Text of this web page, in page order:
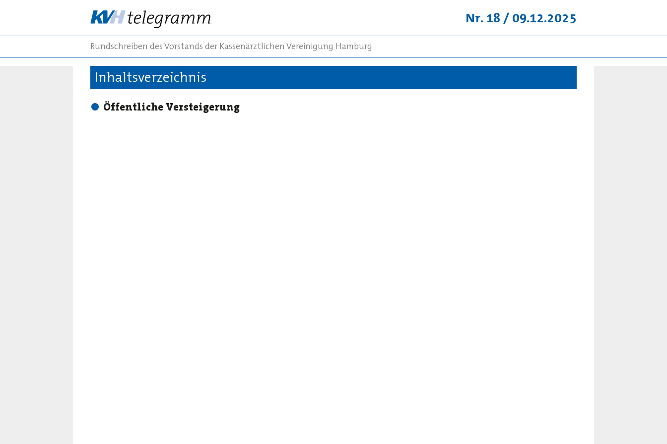
Nr. 18 / 09.12.2025
Rundschreiben des Vorstands der Kassenärztlichen Vereinigung Hamburg
Inhaltsverzeichnis
Öffentliche Versteigerung